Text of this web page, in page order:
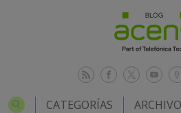
CATEGORÍAS ARCHIVO